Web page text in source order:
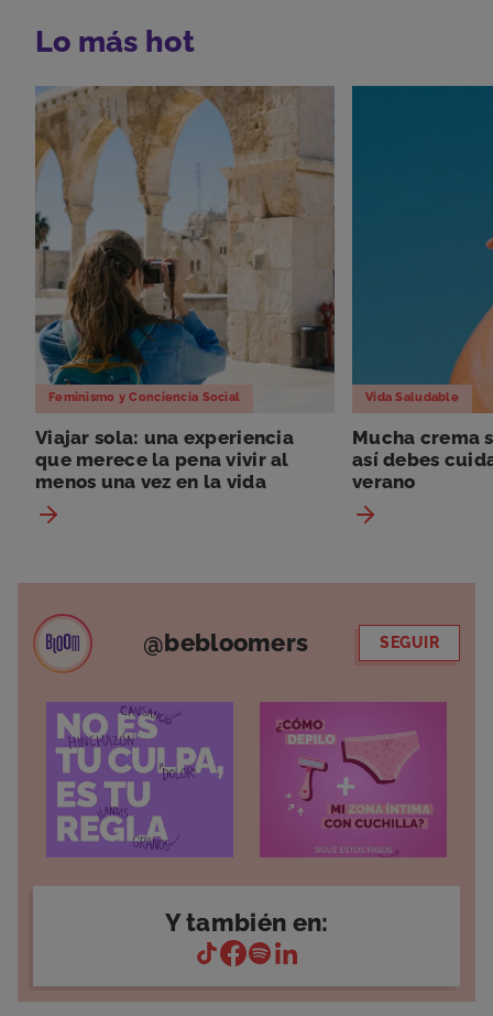
Lo más hot
Feminismo y Conciencia Social
Viajar sola: una experiencia
que merece la pena vivir al
menos una vez en la vida
Vida Saludable
Mucha crema
así debes
verano
@bebloomers SEGUIR
Y también en: